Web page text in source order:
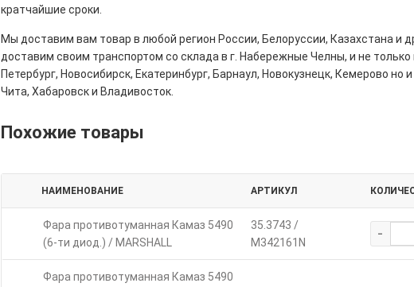
кратчайшие сроки.
Мы доставим вам товар в любой регион России, Белоруссии, Казахстана и
доставим своим транспортом со склада в г. Набережные Челны, и не
Петербург, Новосибирск, Екатеринбург, Барнаул, Новокузнецк, Кемерово но
Чита, Хабаровск и Владивосток.
Похожие товары
НАИМЕНОВАНИЕ АРТИКУЛ
Фара противотуманная Камаз 5490
(6-ти диод.) / MARSHALL
35.3743 /
M342161N
-
Фара противотуманная Камаз 5490